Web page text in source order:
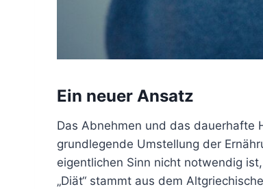
Ein neuer Ansatz
Das Abnehmen und das dauerhafte
grundlegende Umstellung der
eigentlichen Sinn nicht notwendig
„Diät“ stammt aus dem